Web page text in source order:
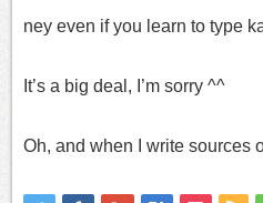
ney even if you learn to type
It’s a big deal, I’m sorry ^^
Oh, and when I write sources